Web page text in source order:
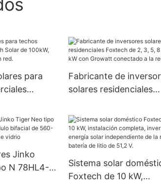
para
en red.
Fabricante de
solares residenciales
kW con Growatt
conectado a la red.
Jinko
N 78HL4-
Sistema solar
Foxtech de 10 kW,